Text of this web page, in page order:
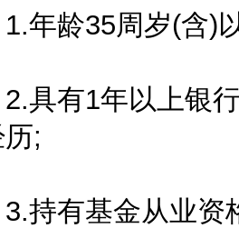
龄35周岁(含)以
有1年以上银行
;
有基金从业资